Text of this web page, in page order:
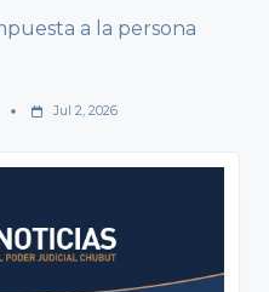
a la persona
Jul 2, 2026